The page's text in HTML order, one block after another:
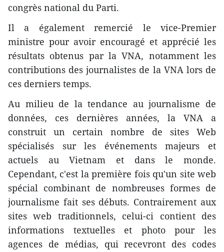
congrès national du Parti.
Il a également remercié le vice-Premier
ministre pour avoir encouragé et apprécié les
résultats obtenus par la VNA, notamment les
contributions des journalistes de la VNA lors de
ces derniers temps.
Au milieu de la tendance au journalisme de
données, ces dernières années, la VNA a
construit un certain nombre de sites Web
spécialisés sur les événements majeurs et
actuels au Vietnam et dans le monde.
Cependant, c'est la première fois qu'un site web
spécial combinant de nombreuses formes de
journalisme fait ses débuts. Contrairement aux
sites web traditionnels, celui-ci contient des
informations textuelles et photo pour les
agences de médias, qui recevront des codes